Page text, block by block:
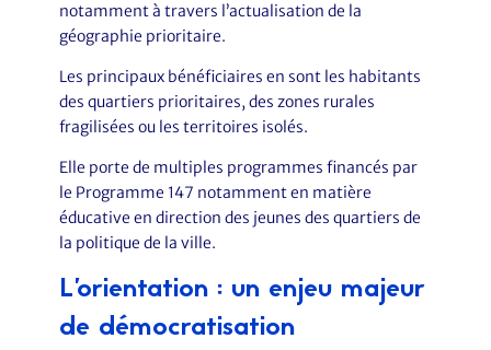
notamment à travers l’actualisation de la
géographie prioritaire.
Les principaux bénéficiaires en sont les habitants
des quartiers prioritaires, des zones rurales
fragilisées ou les territoires isolés.
Elle porte de multiples programmes financés par
le Programme 147 notamment en matière
éducative en direction des jeunes des quartiers de
la politique de la ville.
L’orientation : un enjeu majeur
de démocratisation